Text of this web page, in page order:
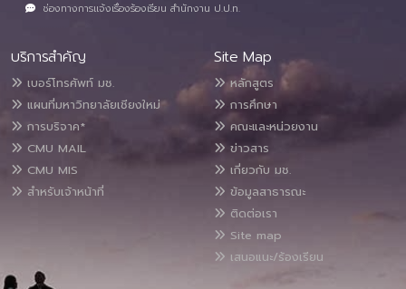
ช่องทางการแจ้งเรื่องร้องเรียน สำนักงาน ป.ป.ท.
บริการสำคัญ
เบอร์โทรศัพท์ มช.
แผนที่มหาวิทยาลัยเชียงใหม่
การบริจาค*
CMU MAIL
CMU MIS
สำหรับเจ้าหน้าที่
Site Map
หลักสูตร
การศึกษา
คณะและหน่วยงาน
ข่าวสาร
เกี่ยวกับ มช.
ข้อมูลสาธารณะ
ติดต่อเรา
Site map
เสนอแนะ/ร้องเรียน